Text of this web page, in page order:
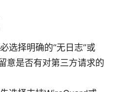
选择明确的“无日志”或
意是否有对第三方请求的